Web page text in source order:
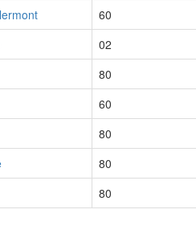
60
02
80
60
80
80
80